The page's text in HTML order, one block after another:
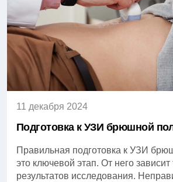
11 декабря 2024
Подготовка к УЗИ брюшной
Правильная подготовка к УЗИ
это ключевой этап. От него зависит
результатов исследования.